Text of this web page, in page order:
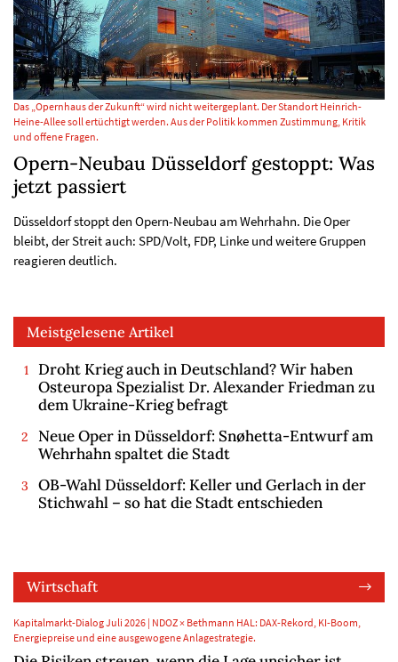
Das „Opernhaus der Zukunft“ wird nicht weitergeplant. Der Standort Heinrich-
Heine-Allee soll ertüchtigt werden. Aus der Politik kommen Zustimmung, Kritik
und offene Fragen.
Opern-Neubau Düsseldorf gestoppt: Was
jetzt passiert
Düsseldorf stoppt den Opern-Neubau am Wehrhahn. Die Oper
bleibt, der Streit auch: SPD/Volt, FDP, Linke und weitere Gruppen
reagieren deutlich.
Meistgelesene Artikel
Droht Krieg auch in Deutschland? Wir haben
Osteuropa Spezialist Dr. Alexander Friedman zu
dem Ukraine-Krieg befragt
Neue Oper in Düsseldorf: Snøhetta-Entwurf am
Wehrhahn spaltet die Stadt
OB-Wahl Düsseldorf: Keller und Gerlach in der
Stichwahl – so hat die Stadt entschieden
Wirtschaft
Kapitalmarkt-Dialog Juli 2026 | NDOZ × Bethmann HAL: DAX-Rekord, KI-Boom,
Energiepreise und eine ausgewogene Anlagestrategie.